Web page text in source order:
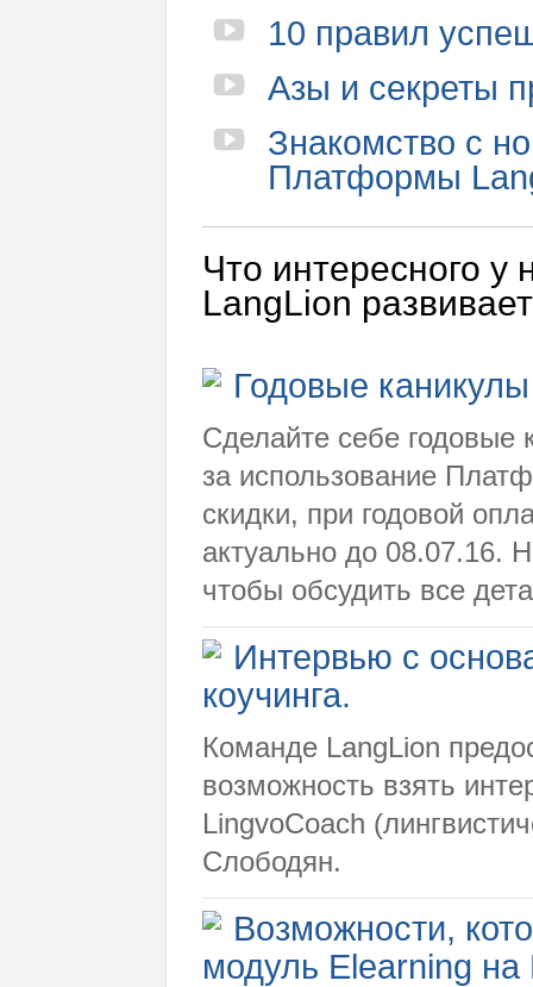
10 правил
Азы и секреты
Знакомство с
Платформы
Что интересного у
LangLion
Годовые
Сделайте себе годовые
за использование
скидки, при годовой
актуально до 08.07.16.
чтобы обсудить все
Интервью с
коучинга.
Команде LangLion
возможность взять
LingvoCoach
Слободян.
Возможности,
модуль Elearning